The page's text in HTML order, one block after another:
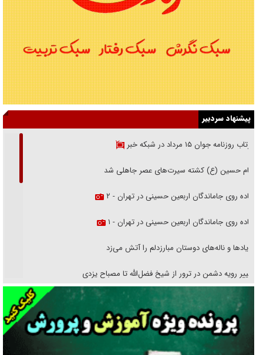
پیشنهاد سردبیر
بازتاب روزنامه جوان ۱۵ مرداد در شبکه خبر
امام حسین (ع) کشته سیرت‌های عصر جاهلی شد
پیاده روی جاماندگان اربعین حسینی در تهران - ۲
پیاده روی جاماندگان اربعین حسینی در تهران - ۱
فریاد‌ها و ناله‌های دوستان مبارزدلم را آتش می‌زد
تغییر رویه دشمن در ترور از شیخ فضل‌الله تا مصباح یزدی
خرید قسطی اولش خنده و آخرش گریه است!
فوتبال و آن «بالا»!
راهبرد غافلگیری با نسل جدید پهپاد‌ها